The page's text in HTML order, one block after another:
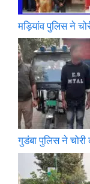
मड़ियांव पुलिस ने
गुडंबा पुलिस ने